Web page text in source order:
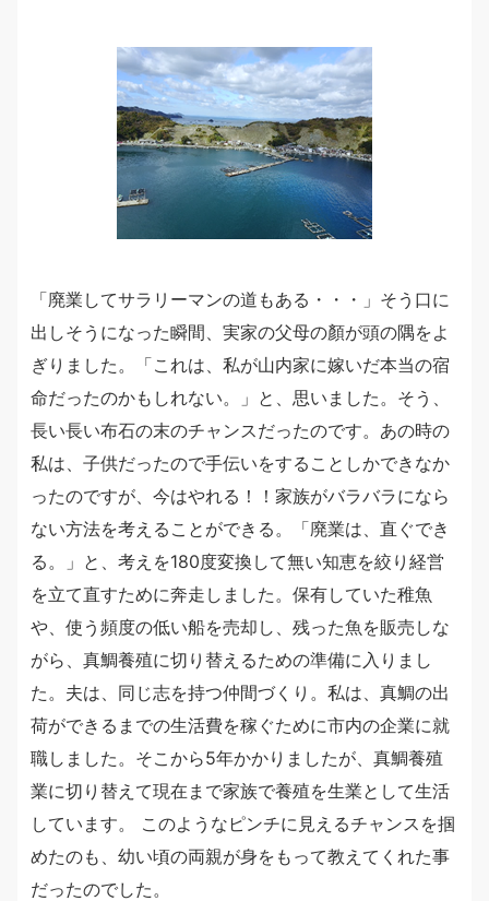
「廃業してサラリーマンの道もある・・・」そう口に
出しそうになった瞬間、実家の父母の顏が頭の隅をよ
ぎりました。「これは、私が山内家に嫁いだ本当の宿
命だったのかもしれない。」と、思いました。そう、
長い長い布石の末のチャンスだったのです。あの時の
私は、子供だったので手伝いをすることしかできなか
ったのですが、今はやれる！！家族がバラバラになら
ない方法を考えることができる。「廃業は、直ぐでき
る。」と、考えを180度変換して無い知恵を絞り経営
を立て直すために奔走しました。保有していた稚魚
や、使う頻度の低い船を売却し、残った魚を販売しな
がら、真鯛養殖に切り替えるための準備に入りまし
た。夫は、同じ志を持つ仲間づくり。私は、真鯛の出
荷ができるまでの生活費を稼ぐために市内の企業に就
職しました。そこから5年かかりましたが、真鯛養殖
業に切り替えて現在まで家族で養殖を生業として生活
しています。 このようなピンチに見えるチャンスを掴
めたのも、幼い頃の両親が身をもって教えてくれた事
だったのでした。